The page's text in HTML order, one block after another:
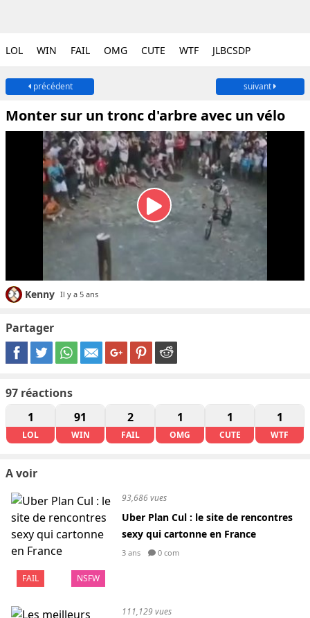
LOL WIN FAIL OMG CUTE WTF JLBCSDP
précédent suivant
Monter sur un tronc d'arbre avec un vélo
Kenny Il y a 5 ans
Partager
97 réactions
1
LOL
91
WIN
2
FAIL
1
OMG
1
CUTE
1
WTF
A voir
FAIL NSFW
93,686 vues
Uber Plan Cul : le site de rencontres
sexy qui cartonne en France
3 ans 0 com
111,129 vues